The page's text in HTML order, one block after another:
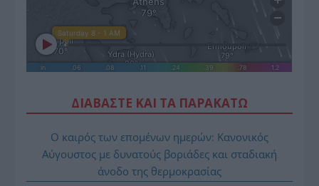
ΔΙΑΒΑΣΤΕ ΚΑΙ ΤΑ ΠΑΡΑΚΑΤΩ
Ο καιρός των επομένων ημερών: Κανονικός
Αύγουστος με δυνατούς βοριάδες και σταδιακή
άνοδο της θερμοκρασίας